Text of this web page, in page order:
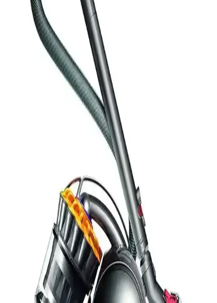
İnce ve Yıkanabilir Halılar İçin Uygun Elektrikli
Süpürge Seçimi ve Kullanım İpuçları
İnce ve yıkanabilir halılar, standart elektrikli süpürgelerde sorun
yaratabilir. Fırça rulosu ayarı ve emiş gücü kontrolü ile halıya zarar
vermeden temizlik sağlanabilir.
Sebo, Miele ve Riccar Elektrikli Süpürgelerinin
Performans ve Dayanıklılık Karşılaştırması
Sebo, Miele ve Riccar elektrikli süpürgelerinin dayanıklılık,
performans ve bakım kolaylığı açısından karşılaştırılması. Evcil
hayvan tüyü ve sert zeminlerdeki temizlik avantajları ve kullanıcı
Torbalı Silindir Elektrikli Süpürgelerin Avantajları,
Dezavantajları ve Marka Önerileri
Torbalı silindir elektrikli süpürgeler, zor temizlenen alanlarda ve
alerjen tutmada avantaj sağlar. Kullanım kolaylığı, depolama ve
bütçe faktörleri seçimde önemlidir.
Yüksek Performanslı Arnica Pika Elektrikli
Süpürge ile Temizlikte Yeni Dönem Başlıyor
Arnica pika elektrikli süpürge, güçlü motoru ve enerji tasarrufu
özellikleriyle ev temizliğinde etkili ve ekonomik çözümler sunar.
Hafif ve dayanıklı tasarımıyla kullanım kolaylığı sağlar.
Yüksek Performanslı Elektrikli Süpürgeler: Güç ve
Teknolojide Yeni Dönem